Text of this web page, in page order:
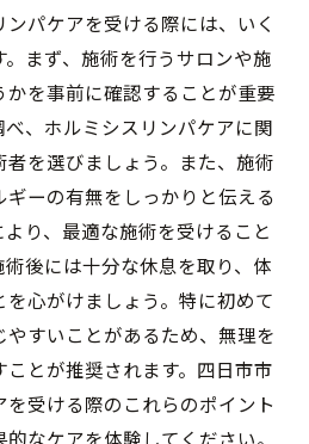
パケアを受ける際には、いく
まず、施術を行うサロンや施
を事前に確認することが重要
、ホルミシスリンパケアに関
を選びましょう。また、施術
ーの有無をしっかりと伝える
り、最適な施術を受けること
後には十分な休息を取り、体
心がけましょう。特に初めて
すいことがあるため、無理を
とが推奨されます。四日市市
受ける際のこれらのポイント
なケアを体験してください。